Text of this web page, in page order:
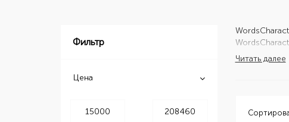
Фильтр
Цена
Words
Words
Читать далее